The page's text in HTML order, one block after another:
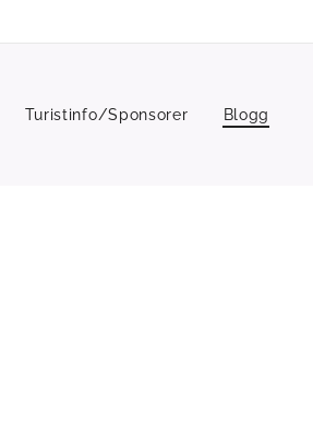
Turistinfo/Sponsorer Blogg